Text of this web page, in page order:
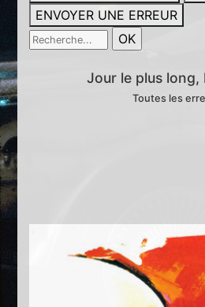
ENVOYER UNE ERREUR
Jour le plus long,
Toutes les